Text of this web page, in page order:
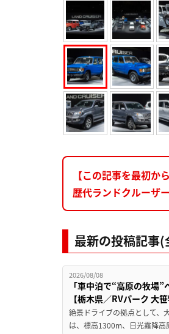
【この記事を最初か
歴代ランドクルーザ
最新の投稿記事(
2026/08/08
「車中泊で“高原の牧場
【栃木県／RVパーク 大
絶景ドライブの拠点として、
は、標高1300m、日光霧降